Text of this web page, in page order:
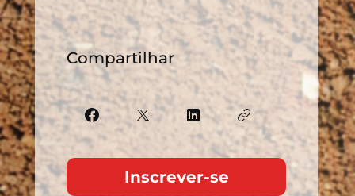
Compartilhar
Inscrever-se